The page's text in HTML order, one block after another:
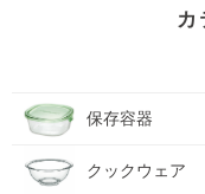
カ
保存容器
クックウェア